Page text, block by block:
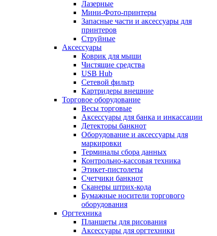
Лазерные
Мини-Фото-принтеры
Запасные части и аксессуары для
принтеров
Струйные
Аксессуары
Коврик для мыши
Чистящие средства
USB Hub
Сетевой фильтр
Картридеры внешние
Торговое оборудование
Весы торговые
Аксессуары для банка и инкассации
Детекторы банкнот
Оборудование и аксессуары для
маркировки
Терминалы сбора данных
Контрольно-кассовая техника
Этикет-пистолеты
Счетчики банкнот
Сканеры штрих-кода
Бумажные носители торгового
оборудования
Оргтехника
Планшеты для рисования
Аксессуары для оргтехники